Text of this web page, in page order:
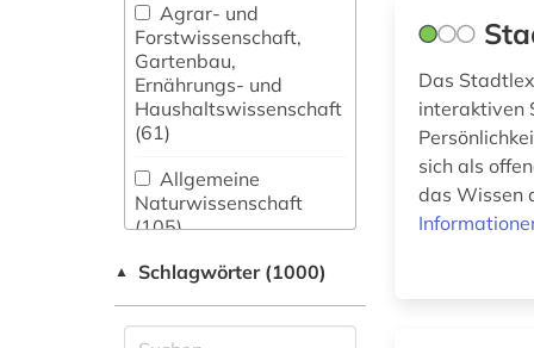
Agrar- und
Forstwissenschaft,
Gartenbau,
Ernährungs- und
Haushaltswissenschaft
(61)
Allgemeine
Naturwissenschaft
(105)
Allgemeine und
Datenbanken (2884)
▲ Schlagwörter (1000)
Das
interaktiven
sich als
das Wissen